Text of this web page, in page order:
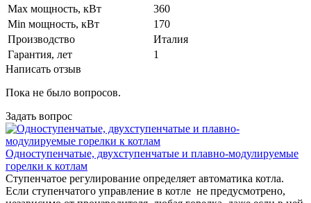
Max мощность, кВт
360
Min мощность, кВт
170
Производство
Италия
Гарантия, лет
1
Написать отзыв
Пока не было вопросов.
Задать вопрос
Одноступенчатые, двухступенчатые и плавно-модулируемые
горелки к котлам
Ступенчатое регулирование определяет автоматика котла.
Если ступенчатого управление в котле не предусмотрено,